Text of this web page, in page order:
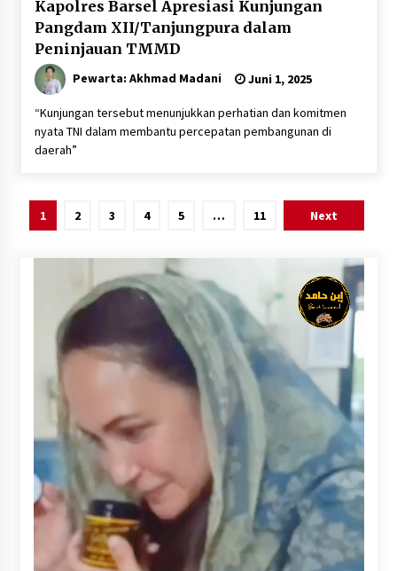
Kapolres Barsel Apresiasi Kunjungan
Pangdam XII/Tanjungpura dalam
Peninjauan TMMD
Pewarta: Akhmad Madani Juni 1, 2025
“Kunjungan tersebut menunjukkan perhatian dan komitmen
nyata TNI dalam membantu percepatan pembangunan di
daerah”
Paginasi
1 2 3 4 5 … 11 Next